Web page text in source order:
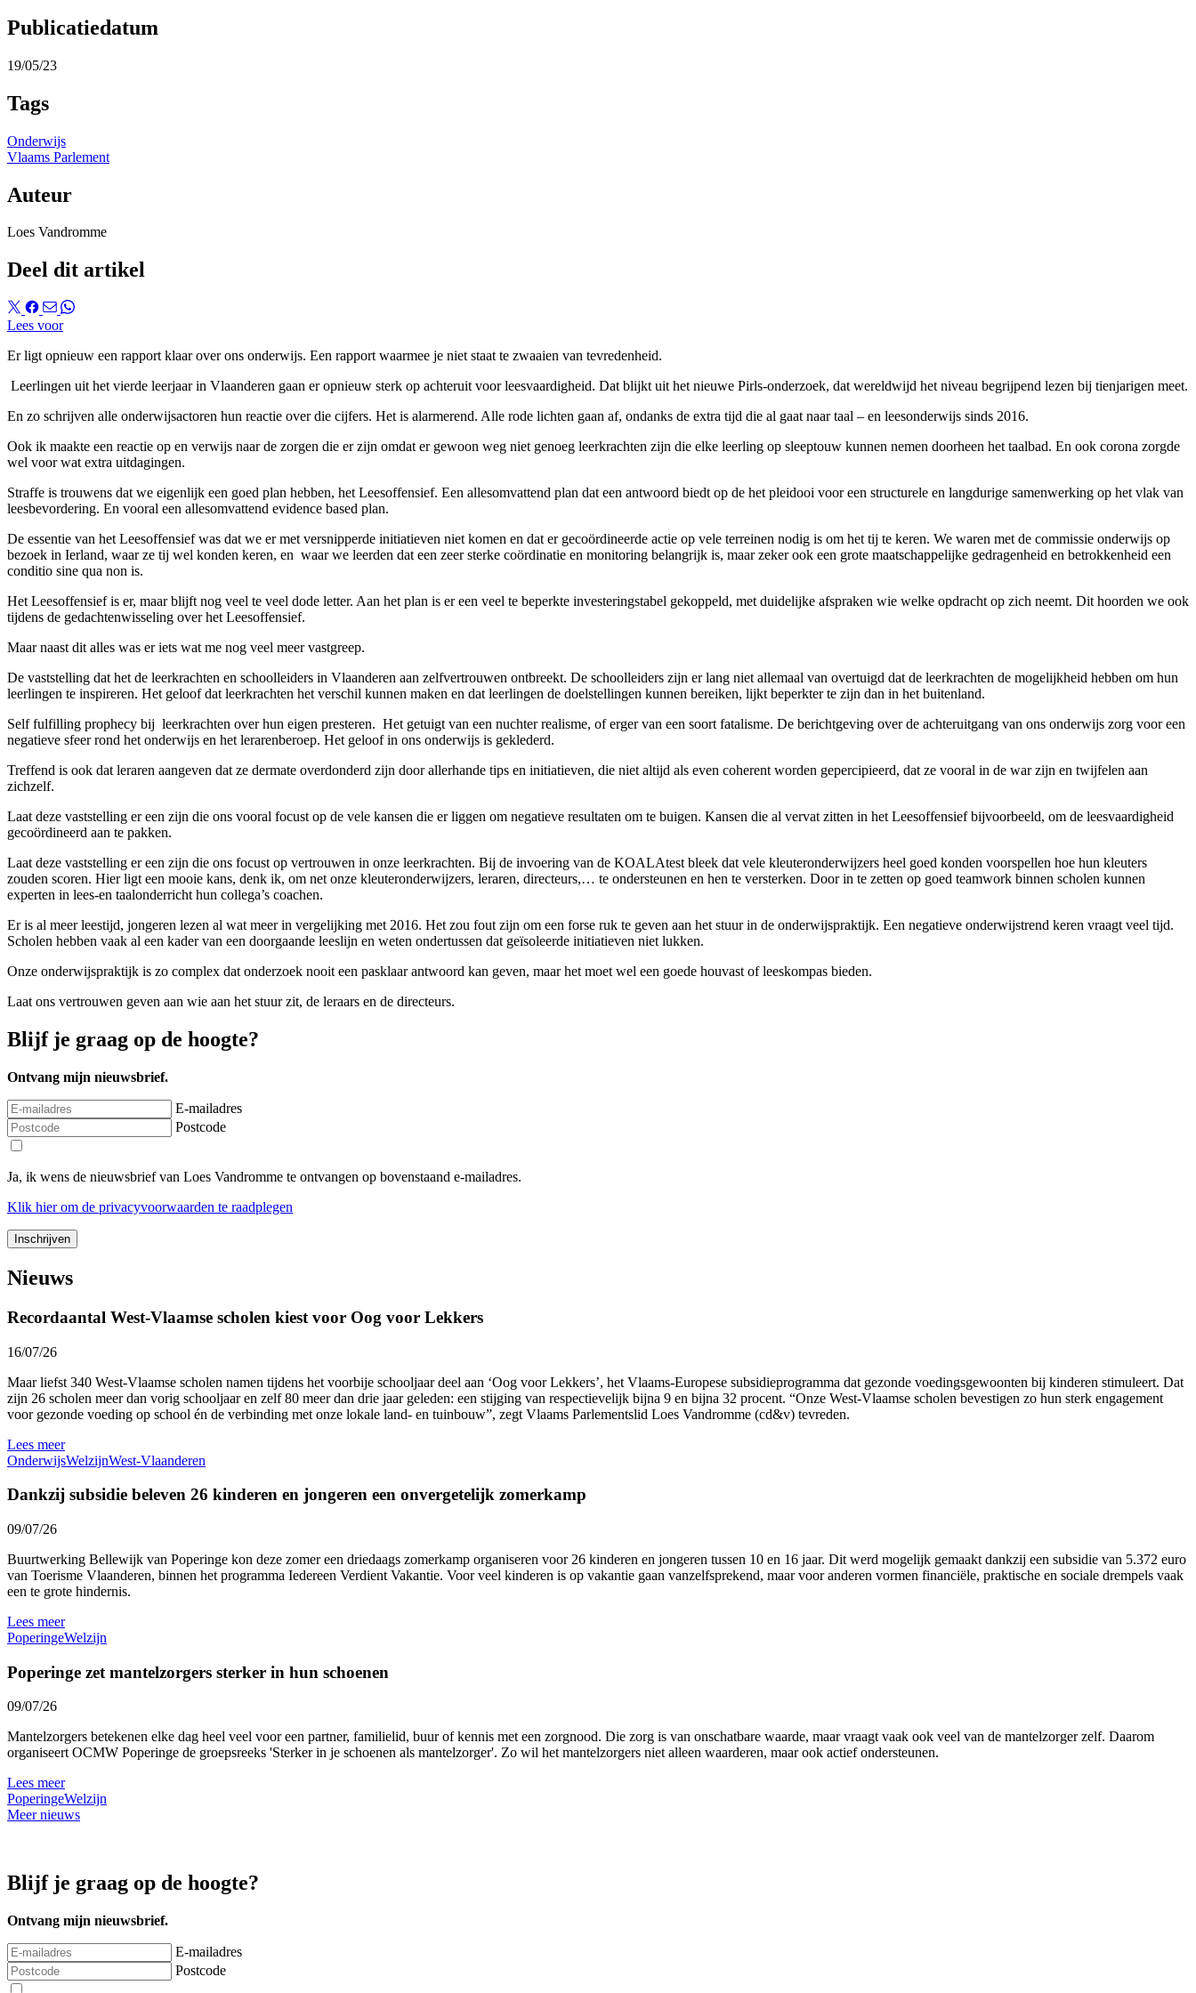
Publicatiedatum
19/05/23
Tags
Onderwijs
Vlaams Parlement
Auteur
Loes Vandromme
Deel dit artikel
Lees voor
Er ligt opnieuw een rapport klaar over ons onderwijs. Een rapport waarmee je niet staat te zwaaien van tevredenheid.
Leerlingen uit het vierde leerjaar in Vlaanderen gaan er opnieuw sterk op achteruit voor leesvaardigheid. Dat blijkt uit het nieuwe Pirls-onderzoek, dat wereldwijd het niveau begrijpend lezen bij tienjarigen meet.
En zo schrijven alle onderwijsactoren hun reactie over die cijfers. Het is alarmerend. Alle rode lichten gaan af, ondanks de extra tijd die al gaat naar taal – en leesonderwijs sinds 2016.
Ook ik maakte een reactie op en verwijs naar de zorgen die er zijn omdat er gewoon weg niet genoeg leerkrachten zijn die elke leerling op sleeptouw kunnen nemen doorheen het taalbad. En ook corona zorgde
wel voor wat extra uitdagingen.
Straffe is trouwens dat we eigenlijk een goed plan hebben, het Leesoffensief. Een allesomvattend plan dat een antwoord biedt op de het pleidooi voor een structurele en langdurige samenwerking op het vlak van
leesbevordering. En vooral een allesomvattend evidence based plan.
De essentie van het Leesoffensief was dat we er met versnipperde initiatieven niet komen en dat er gecoördineerde actie op vele terreinen nodig is om het tij te keren. We waren met de commissie onderwijs op
bezoek in Ierland, waar ze tij wel konden keren, en waar we leerden dat een zeer sterke coördinatie en monitoring belangrijk is, maar zeker ook een grote maatschappelijke gedragenheid en betrokkenheid een
conditio sine qua non is.
Het Leesoffensief is er, maar blijft nog veel te veel dode letter. Aan het plan is er een veel te beperkte investeringstabel gekoppeld, met duidelijke afspraken wie welke opdracht op zich neemt. Dit hoorden we ook
tijdens de gedachtenwisseling over het Leesoffensief.
Maar naast dit alles was er iets wat me nog veel meer vastgreep.
De vaststelling dat het de leerkrachten en schoolleiders in Vlaanderen aan zelfvertrouwen ontbreekt. De schoolleiders zijn er lang niet allemaal van overtuigd dat de leerkrachten de mogelijkheid hebben om hun
leerlingen te inspireren. Het geloof dat leerkrachten het verschil kunnen maken en dat leerlingen de doelstellingen kunnen bereiken, lijkt beperkter te zijn dan in het buitenland.
Self fulfilling prophecy bij leerkrachten over hun eigen presteren. Het getuigt van een nuchter realisme, of erger van een soort fatalisme. De berichtgeving over de achteruitgang van ons onderwijs zorg voor een
negatieve sfeer rond het onderwijs en het lerarenberoep. Het geloof in ons onderwijs is geklederd.
Treffend is ook dat leraren aangeven dat ze dermate overdonderd zijn door allerhande tips en initiatieven, die niet altijd als even coherent worden gepercipieerd, dat ze vooral in de war zijn en twijfelen aan
zichzelf.
Laat deze vaststelling er een zijn die ons vooral focust op de vele kansen die er liggen om negatieve resultaten om te buigen. Kansen die al vervat zitten in het Leesoffensief bijvoorbeeld, om de leesvaardigheid
gecoördineerd aan te pakken.
Laat deze vaststelling er een zijn die ons focust op vertrouwen in onze leerkrachten. Bij de invoering van de KOALAtest bleek dat vele kleuteronderwijzers heel goed konden voorspellen hoe hun kleuters
zouden scoren. Hier ligt een mooie kans, denk ik, om net onze kleuteronderwijzers, leraren, directeurs,… te ondersteunen en hen te versterken. Door in te zetten op goed teamwork binnen scholen kunnen
experten in lees-en taalonderricht hun collega’s coachen.
Er is al meer leestijd, jongeren lezen al wat meer in vergelijking met 2016. Het zou fout zijn om een forse ruk te geven aan het stuur in de onderwijspraktijk. Een negatieve onderwijstrend keren vraagt veel tijd.
Scholen hebben vaak al een kader van een doorgaande leeslijn en weten ondertussen dat geïsoleerde initiatieven niet lukken.
Onze onderwijspraktijk is zo complex dat onderzoek nooit een pasklaar antwoord kan geven, maar het moet wel een goede houvast of leeskompas bieden.
Laat ons vertrouwen geven aan wie aan het stuur zit, de leraars en de directeurs.
Blijf je graag op de hoogte?
Ontvang mijn nieuwsbrief.
E-mailadres
Postcode
Ja, ik wens de nieuwsbrief van Loes Vandromme te ontvangen op bovenstaand e-mailadres.
Klik hierom de privacyvoorwaarden te raadplegen
Nieuws
Recordaantal West-Vlaamse scholen kiest voor Oog voor Lekkers
16/07/26
Maar liefst 340 West-Vlaamse scholen namen tijdens het voorbije schooljaar deel aan ‘Oog voor Lekkers’, het Vlaams-Europese subsidieprogramma dat gezonde voedingsgewoonten bij kinderen stimuleert. Dat
zijn 26 scholen meer dan vorig schooljaar en zelf 80 meer dan drie jaar geleden: een stijging van respectievelijk bijna 9 en bijna 32 procent. “Onze West-Vlaamse scholen bevestigen zo hun sterk engagement
voor gezonde voeding op school én de verbinding met onze lokale land- en tuinbouw”, zegt Vlaams Parlementslid Loes Vandromme (cd&v) tevreden.
Lees meer
OnderwijsWelzijnWest-Vlaanderen
Dankzij subsidie beleven 26 kinderen en jongeren een onvergetelijk zomerkamp
09/07/26
Buurtwerking Bellewijk van Poperinge kon deze zomer een driedaags zomerkamp organiseren voor 26 kinderen en jongeren tussen 10 en 16 jaar. Dit werd mogelijk gemaakt dankzij een subsidie van 5.372 euro
van Toerisme Vlaanderen, binnen het programma Iedereen Verdient Vakantie. Voor veel kinderen is op vakantie gaan vanzelfsprekend, maar voor anderen vormen financiële, praktische en sociale drempels vaak
een te grote hindernis.
Lees meer
PoperingeWelzijn
Poperinge zet mantelzorgers sterker in hun schoenen
09/07/26
Mantelzorgers betekenen elke dag heel veel voor een partner, familielid, buur of kennis met een zorgnood. Die zorg is van onschatbare waarde, maar vraagt vaak ook veel van de mantelzorger zelf. Daarom
organiseert OCMW Poperinge de groepsreeks 'Sterker in je schoenen als mantelzorger'. Zo wil het mantelzorgers niet alleen waarderen, maar ook actief ondersteunen.
Lees meer
PoperingeWelzijn
Meer nieuws
Blijf je graag op de hoogte?
Ontvang mijn nieuwsbrief.
E-mailadres
Postcode